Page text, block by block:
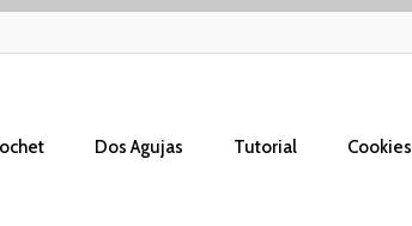
Dos Agujas Tutorial Cookies